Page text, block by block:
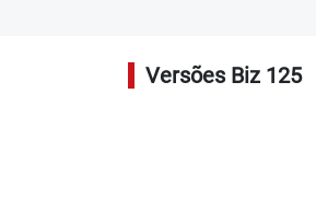
Versões Biz 125